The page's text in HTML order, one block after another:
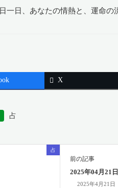
一日、あなたの情熱と、運命の
X
占
占
前の記事
2025年04月21
2025年4月21日